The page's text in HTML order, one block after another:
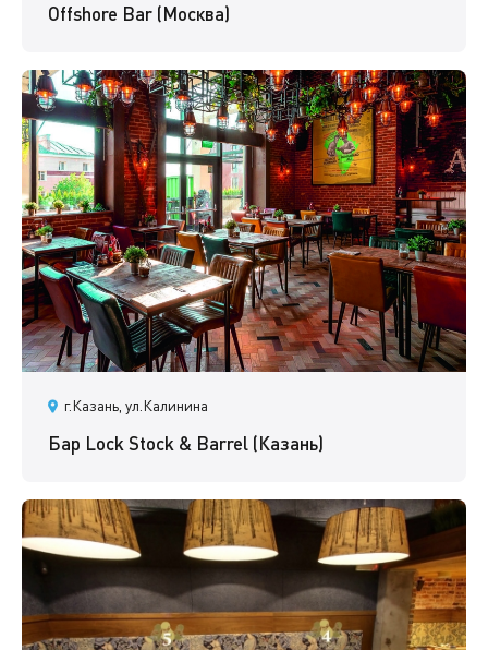
Offshore Bar (Москва)
г.Казань, ул.Калинина
Бар Lock Stock & Barrel (Казань)